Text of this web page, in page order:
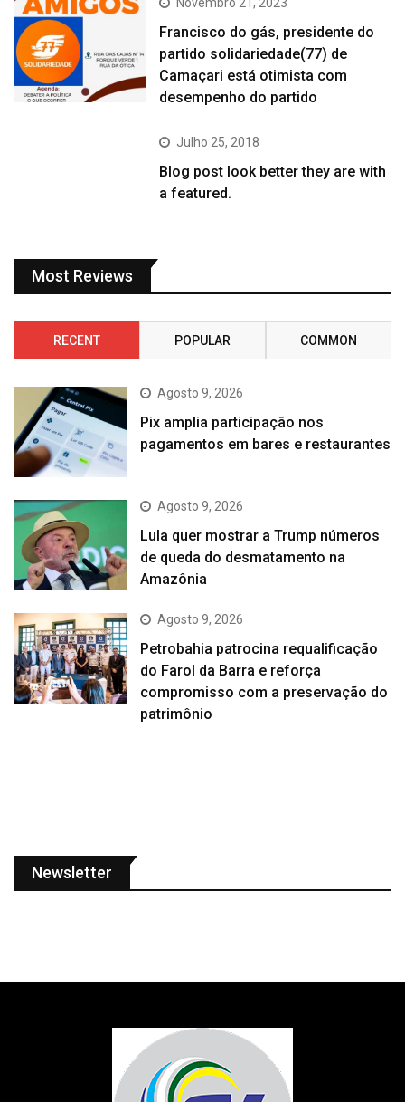
Francisco do gás, presidente do
partido solidariedade(77) de
Camaçari está otimista com
desempenho do partido
Julho 25, 2018
Blog post look better they are with
a featured.
Most Reviews
RECENT POPULAR COMMON
Agosto 9, 2026
Pix amplia participação nos
pagamentos em bares e restaurantes
Agosto 9, 2026
Lula quer mostrar a Trump números
de queda do desmatamento na
Amazônia
Agosto 9, 2026
Petrobahia patrocina requalificação
do Farol da Barra e reforça
compromisso com a preservação do
patrimônio
Newsletter